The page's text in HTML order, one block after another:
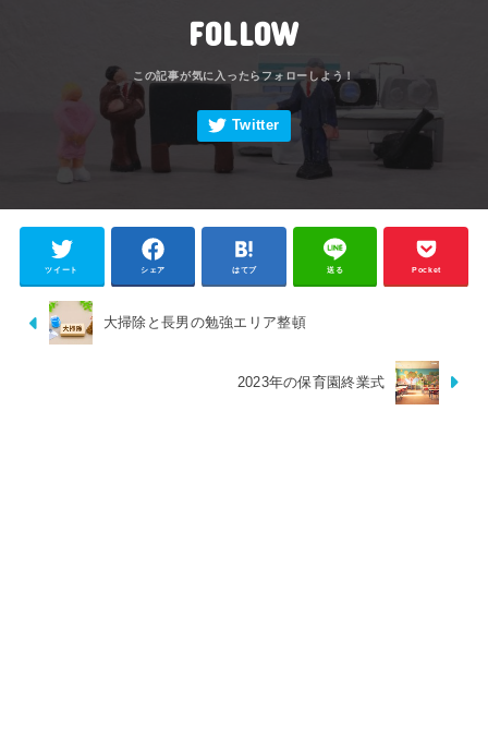
FOLLOW
ツイート シェア はてブ 送る Pocket
大掃除と長男の勉強エリア整頓
2023年の保育園終業式